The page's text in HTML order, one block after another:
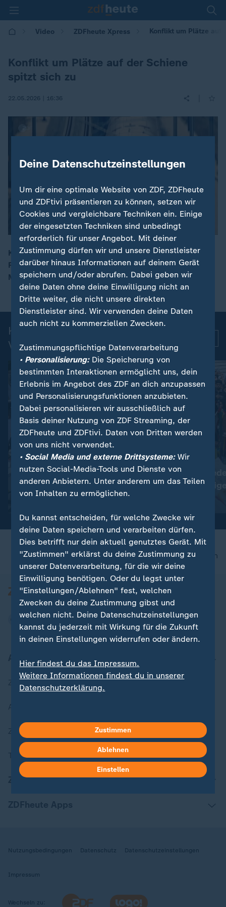
Video ZDFheute Xpress Konflikt um Plätze auf
Konflikt um Plätze auf der Schiene
spitzt sich zu
22.05.2026 | 16:36
Kaputte Konkurrenz oder knappe Infrastruktur? Im
Fernverkehr entbrennt ein Streit um Fairness und
Marktregeln – mit möglichen Folgen für Fahrgäste.
Kurznachrichten: Aktuelle
Videos
Plauen in Sachsen:
Tausende protestieren
gegen die Bundesregierung
Nepal:
Kathmandu
toten
nach oben
Aktuell bei ZDFheute
Zuletzt veröffentlicht
ZDFheute Stories
Themen im Überblick
ZDFheute Update
Nutzungsbedingungen Datenschutz Datenschutzeinstellungen
Impressum
Wechseln zu:
Deine Datenschutzeinstellungen
Um dir eine optimale Website von ZDF, ZDFheute
und ZDFtivi präsentieren zu können, setzen wir
Cookies und vergleichbare Techniken ein. Einige
der eingesetzten Techniken sind unbedingt
erforderlich für unser Angebot. Mit deiner
Zustimmung dürfen wir und unsere Dienstleister
darüber hinaus Informationen auf deinem Gerät
speichern und/oder abrufen. Dabei geben wir
deine Daten ohne deine Einwilligung nicht an
Dritte weiter, die nicht unsere direkten
Dienstleister sind. Wir verwenden deine Daten
auch nicht zu kommerziellen Zwecken.
Zustimmungspflichtige Datenverarbeitung
• Personalisierung:Die Speicherung von
bestimmten Interaktionen ermöglicht uns, dein
Erlebnis im Angebot des ZDF an dich anzupassen
und Personalisierungsfunktionen anzubieten.
Dabei personalisieren wir ausschließlich auf
Basis deiner Nutzung von ZDF Streaming, der
ZDFheute und ZDFtivi. Daten von Dritten werden
von uns nicht verwendet.
• Social Media und externe Drittsysteme:Wir
nutzen Social-Media-Tools und Dienste von
anderen Anbietern. Unter anderem um das Teilen
von Inhalten zu ermöglichen.
Du kannst entscheiden, für welche Zwecke wir
deine Daten speichern und verarbeiten dürfen.
Dies betrifft nur dein aktuell genutztes Gerät. Mit
"Zustimmen" erklärst du deine Zustimmung zu
unserer Datenverarbeitung, für die wir deine
Einwilligung benötigen. Oder du legst unter
"Einstellungen/Ablehnen" fest, welchen
Zwecken du deine Zustimmung gibst und
welchen nicht. Deine Datenschutzeinstellungen
kannst du jederzeit mit Wirkung für die Zukunft
in deinen Einstellungen widerrufen oder ändern.
Hier findest du das Impressum.
Weitere Informationen findest du in unserer
Datenschutzerklärung.
Zustimmen
Ablehnen
Einstellen